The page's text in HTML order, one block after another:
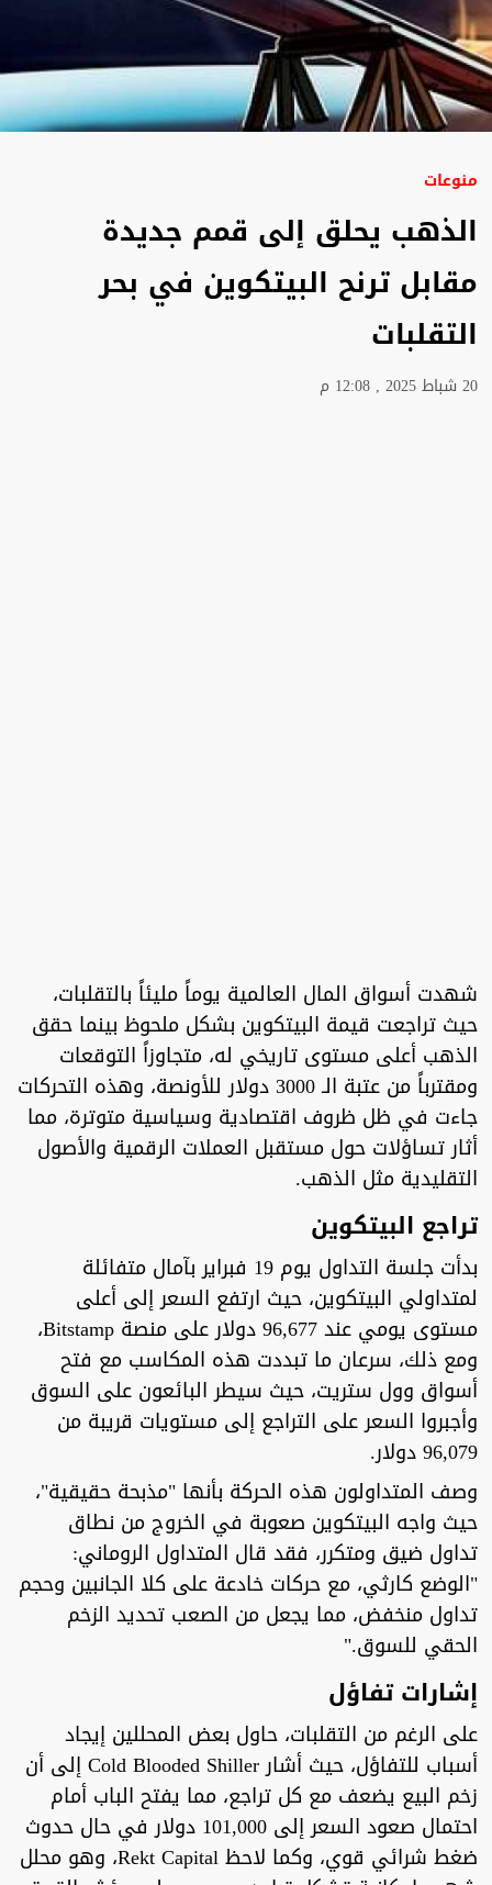
منوعات
الذهب يحلق إلى قمم جديدة
مقابل ترنح البيتكوين في بحر
التقلبات
20 شباط 2025 , 12:08 م
شهدت أسواق المال العالمية يوماً مليئاً بالتقلبات،
حيث تراجعت قيمة البيتكوين بشكل ملحوظ بينما حقق
الذهب أعلى مستوى تاريخي له، متجاوزاً التوقعات
ومقترباً من عتبة الـ 3000 دولار للأونصة، وهذه التحركات
جاءت في ظل ظروف اقتصادية وسياسية متوترة، مما
أثار تساؤلات حول مستقبل العملات الرقمية والأصول
التقليدية مثل الذهب.
تراجع البيتكوين
بدأت جلسة التداول يوم 19 فبراير بآمال متفائلة
لمتداولي البيتكوين، حيث ارتفع السعر إلى أعلى
مستوى يومي عند 96,677 دولار على منصة Bitstamp،
ومع ذلك، سرعان ما تبددت هذه المكاسب مع فتح
أسواق وول ستريت، حيث سيطر البائعون على السوق
وأجبروا السعر على التراجع إلى مستويات قريبة من
96,079 دولار.
وصف المتداولون هذه الحركة بأنها "مذبحة حقيقية"،
حيث واجه البيتكوين صعوبة في الخروج من نطاق
تداول ضيق ومتكرر، فقد قال المتداول الروماني:
"الوضع كارثي، مع حركات خادعة على كلا الجانبين وحجم
تداول منخفض، مما يجعل من الصعب تحديد الزخم
الحقي للسوق."
إشارات تفاؤل
على الرغم من التقلبات، حاول بعض المحللين إيجاد
أسباب للتفاؤل، حيث أشار Cold Blooded Shiller إلى أن
زخم البيع يضعف مع كل تراجع، مما يفتح الباب أمام
احتمال صعود السعر إلى 101,000 دولار في حال حدوث
ضغط شرائي قوي، وكما لاحظ Rekt Capital، وهو محلل